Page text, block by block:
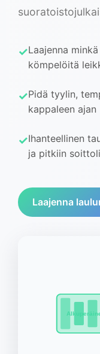
Laajenna
kömpelöitä
Pidä tyylin,
kappaleen ajan
Ihanteellinen
ja pitkiin
Laajenna